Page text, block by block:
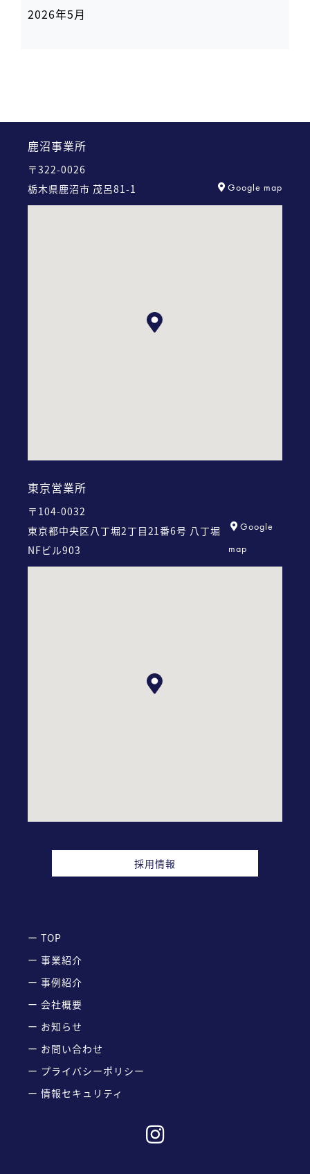
2026年5月
鹿沼事業所
〒322-0026
栃木県鹿沼市 茂呂81-1
Google map
東京営業所
〒104-0032
東京都中央区八丁堀2丁目21番6号 八丁堀
NFビル903
Google
map
採用情報
ー TOP
ー 事業紹介
ー 事例紹介
ー 会社概要
ー お知らせ
ー お問い合わせ
ー プライバシーポリシー
ー 情報セキュリティ